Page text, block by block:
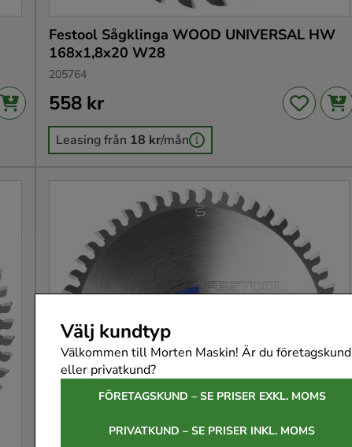
Välj kundtyp
Välkommen till Morten Maskin! Är du företagskund
eller privatkund?
FÖRETAGSKUND – SE PRISER EXKL. MOMS
PRIVATKUND – SE PRISER INKL. MOMS
Festool Sågklinga WOOD UNIVERSAL HW
168x1,8x20 W28
205764
Pris:558 kr
558 kr
Leasing från 18 kr/mån